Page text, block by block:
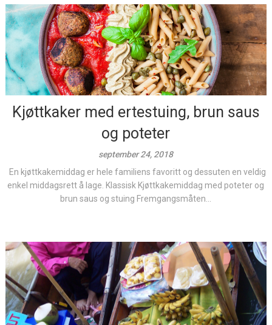
Kjøttkaker med ertestuing, brun saus
og poteter
september 24, 2018
En kjøttkakemiddag er hele familiens favoritt og dessuten en veldig
enkel middagsrett å lage. Klassisk Kjøttkakemiddag med poteter og
brun saus og stuing Fremgangsmåten...